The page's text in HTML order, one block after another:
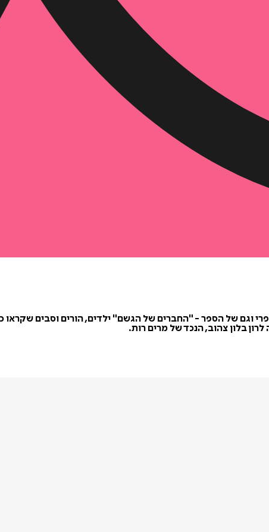
וגם של הספר - "החברים של הגשם" ילדים, הורים וסבים שקראו
בלון צהוב, הנכד של מרים רות.